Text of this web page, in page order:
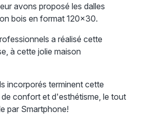
avons proposé les dalles
bois en format 120x30.
a réalisé cette
à cette jolie maison
incorporés terminent cette
confort et d'esthétisme, le tout
par Smartphone!